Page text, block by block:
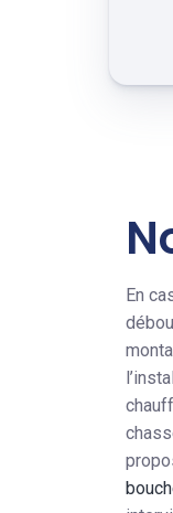
En